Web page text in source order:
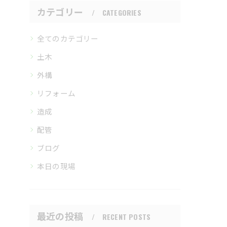
カテゴリー CATEGORIES
全てのカテゴリー
土木
外構
リフォーム
造成
配管
ブログ
本日の現場
最近の投稿 RECENT POSTS